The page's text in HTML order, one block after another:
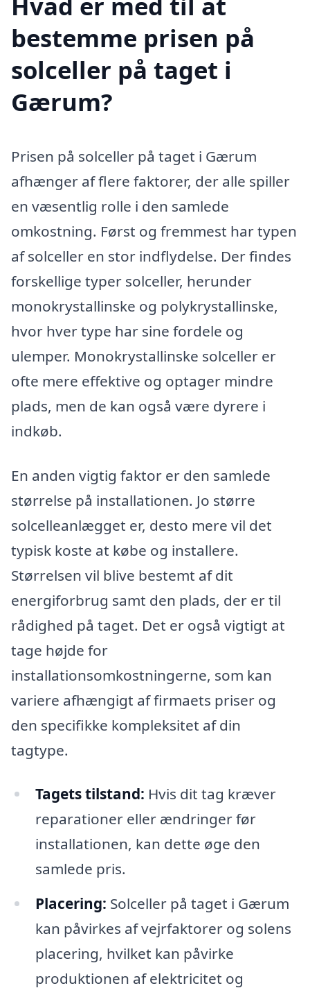
bestemme prisen på
solceller på taget i
Gærum?
Prisen på solceller på taget i Gærum
afhænger af flere faktorer, der alle spiller
en væsentlig rolle i den samlede
omkostning. Først og fremmest har typen
af solceller en stor indflydelse. Der findes
forskellige typer solceller, herunder
monokrystallinske og polykrystallinske,
hvor hver type har sine fordele og
ulemper. Monokrystallinske solceller er
ofte mere effektive og optager mindre
plads, men de kan også være dyrere i
indkøb.
En anden vigtig faktor er den samlede
størrelse på installationen. Jo større
solcelleanlægget er, desto mere vil det
typisk koste at købe og installere.
Størrelsen vil blive bestemt af dit
energiforbrug samt den plads, der er til
rådighed på taget. Det er også vigtigt at
tage højde for
installationsomkostningerne, som kan
variere afhængigt af firmaets priser og
den specifikke kompleksitet af din
tagtype.
Tagets tilstand: Hvis dit tag kræver
reparationer eller ændringer før
installationen, kan dette øge den
samlede pris.
Placering: Solceller på taget i Gærum
kan påvirkes af vejrfaktorer og solens
placering, hvilket kan påvirke
produktionen af elektricitet og